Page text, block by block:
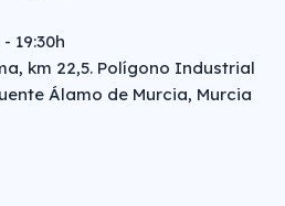
19:30h
km 22,5. Polígono Industrial
Álamo de Murcia, Murcia